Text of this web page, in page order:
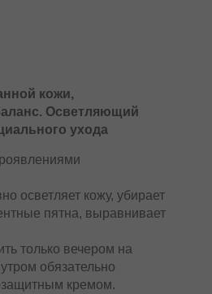
кожи,
Осветляющий
ухода
осветляет кожу, убирает
пятна, выравнивает
только вечером на
обязательно
кремом.